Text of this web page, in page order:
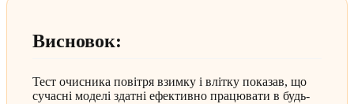
Висновок:
Тест очисника повітря взимку і влітку показав, що
сучасні моделі здатні ефективно працювати в будь-